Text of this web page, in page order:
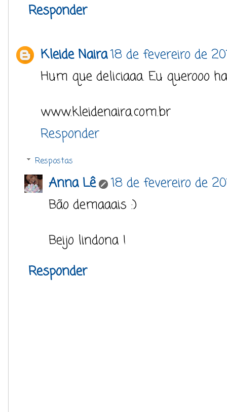
Responder
Kleide Naira18 de fevereiro de
Hum que deliciaaa. Eu querooo
www.kleidenaira.com.br
Responder
Respostas
Anna Lê
18 de fevereiro de
Bão demaaais :)
Beijo lindona !
Responder